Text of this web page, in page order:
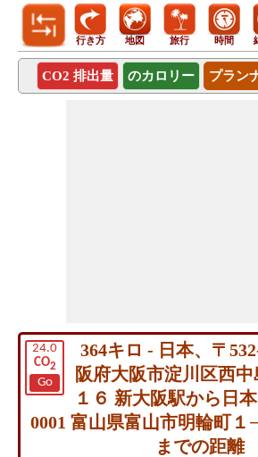
行き方 地図 旅行 時間
CO2 排出量 のカロリー プラン
24.0
CO2
Go
364キロ - 日本、〒
阪府大阪市淀川区西中
１６ 新大阪駅から日
0001 富山県富山市明輪町１
までの距離